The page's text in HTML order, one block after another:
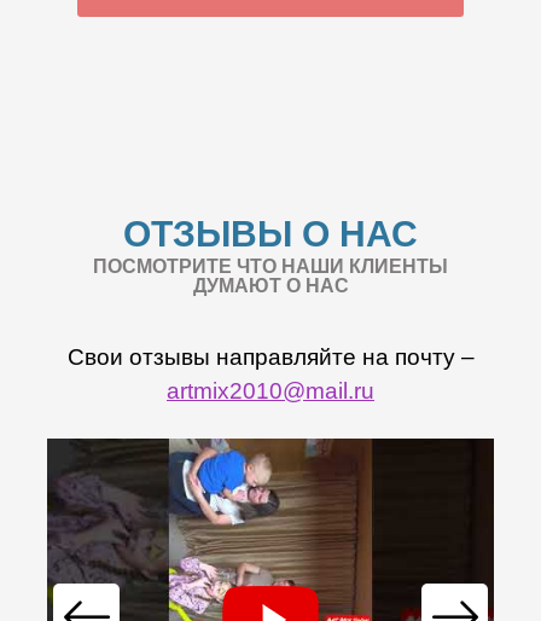
ОТЗЫВЫ О НАС
ПОСМОТРИТЕ ЧТО НАШИ КЛИЕНТЫ
ДУМАЮТ О НАС
Свои отзывы направляйте на почту –
artmix2010@mail.ru